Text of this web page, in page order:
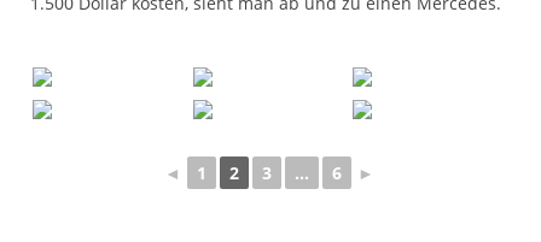
◄ 1 2 3 ... 6 ►